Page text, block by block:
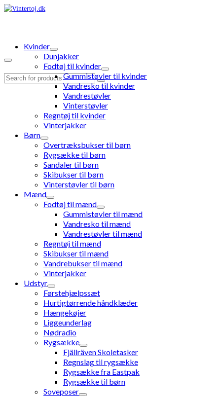
Search
Kvinder
Dunjakker
Fodtøj til kvinder
Gummistøvler til kvinder
Vandresko til kvinder
Vandrestøvler
Vinterstøvler
Regntøj til kvinder
Vinterjakker
Børn
Overtræksbukser til børn
Rygsække til børn
Sandaler til børn
Skibukser til børn
Vinterstøvler til børn
Mænd
Fodtøj til mænd
Gummistøvler til mænd
Vandresko til mænd
Vandrestøvler til mænd
Regntøj til mænd
Skibukser til mænd
Vandrebukser til mænd
Vinterjakker
Udstyr
Førstehjælpssæt
Hurtigtørrende håndklæder
Hængekøjer
Liggeunderlag
Nødradio
Rygsække
Fjällräven Skoletasker
Regnslag til rygsække
Rygsække fra Eastpak
Rygsække til børn
Soveposer